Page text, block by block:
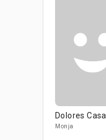
Dolores Casal
Monja